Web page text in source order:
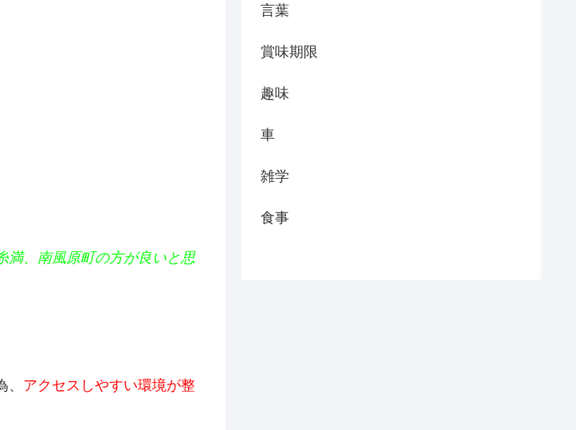
満、南風原町の方が良いと思
アクセスしやすい環境が整
言葉
賞味期限
趣味
車
雑学
食事